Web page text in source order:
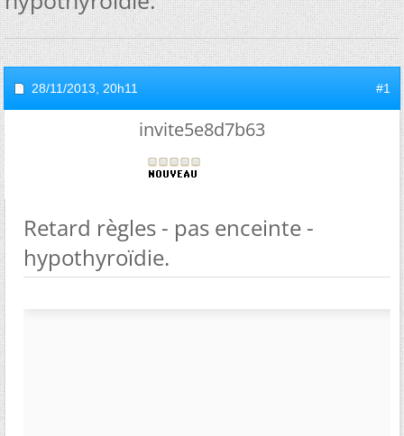
28/11/2013, 20h11 #1
invite5e8d7b63
Retard règles - pas enceinte -
hypothyroïdie.